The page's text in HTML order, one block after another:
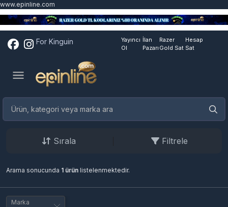
www.epinline.com
For Kinguin
Yayıncı
Ol
İlan
Pazarı
Razer
Gold Sat
Hesap
Sat
Sırala Filtrele
Arama sonucunda 1 ürün listelenmektedir.
Marka